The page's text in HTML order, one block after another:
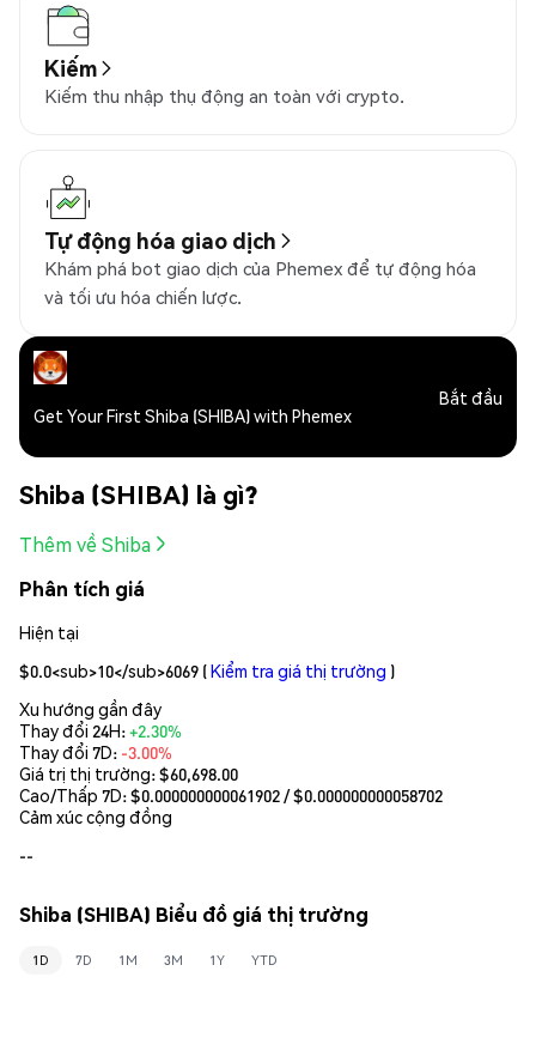
Kiếm
Kiếm thu nhập thụ động an toàn với crypto.
Tự động hóa giao dịch
Khám phá bot giao dịch của Phemex để tự động hóa
và tối ưu hóa chiến lược.
Get Your First Shiba (SHIBA) with Phemex
Bắt đầu
Shiba (SHIBA) là gì?
Thêm về Shiba
Phân tích giá
Hiện tại
$0.0<sub>10</sub>6069 (Kiểm tra giá thị trường )
Xu hướng gần đây
Thay đổi 24H:+2.30%
Thay đổi 7D: -3.00%
Giá trị thị trường:$60,698.00
Cao/Thấp 7D: $0.000000000061902 / $0.000000000058702
Cảm xúc cộng đồng
--
Shiba (SHIBA) Biểu đồ giá thị trường
1D 7D 1M 3M 1Y YTD